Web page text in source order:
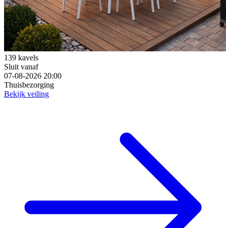
139 kavels
Sluit vanaf
07-08-2026 20:00
Thuisbezorging
Bekijk veiling